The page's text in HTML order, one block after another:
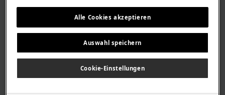
Stellenangebote
Geschichte
CUSTOMER INFO
Alle Cookies akzeptieren
Auswahl speichern
Cookie-Einstellungen